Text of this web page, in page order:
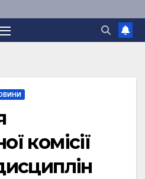
комісії